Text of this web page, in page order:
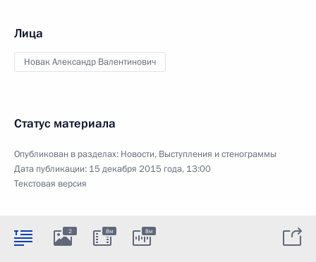
Лица
Новак Александр Валентинович
Статус материала
Опубликован в разделах: Новости, Выступления и стенограммы
Дата публикации: 15 декабря 2015 года, 13:00
Текстовая версия
2 8м 8м